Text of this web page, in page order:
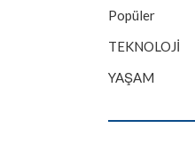
Popüler
TEKNOLOJİ
YAŞAM